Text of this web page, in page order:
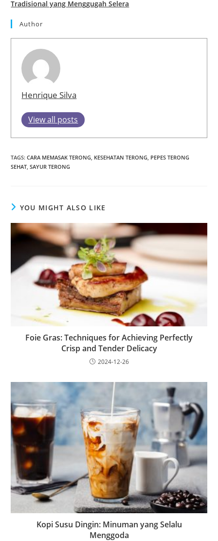
Tradisional yang Menggugah Selera
Author
Henrique Silva
View all posts
TAGS:CARA MEMASAK TERONG KESEHATAN TERONG PEPES TERONG
SEHAT SAYUR TERONG
YOU MIGHT ALSO LIKE
Foie Gras: Techniques for Achieving Perfectly
Crisp and Tender Delicacy
2024-12-26
Kopi Susu Dingin: Minuman yang Selalu
Menggoda